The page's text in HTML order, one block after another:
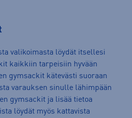
valikoimasta löydät itsellesi
kaikkiin tarpeisiin hyvään
gymsackit kätevästi suoraan
varauksen sinulle lähimpään
gymsackit ja lisää tietoa
löydät myös kattavista